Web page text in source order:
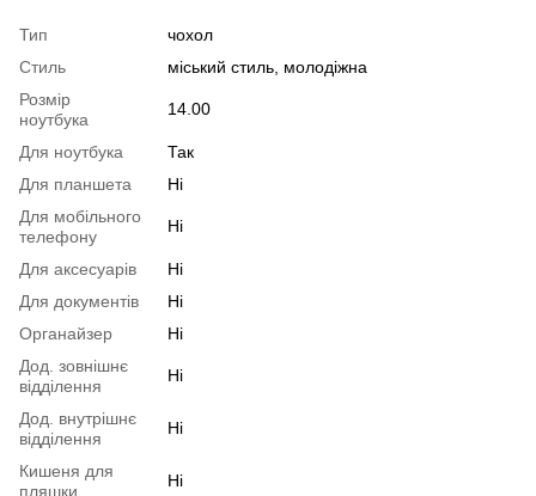
Тип
чохол
Стиль
міський стиль, молодіжна
Розмір
ноутбука
14.00
Для ноутбука
Так
Для планшета
Ні
Для мобільного
телефону
Ні
Для аксесуарів
Ні
Для документів
Ні
Органайзер
Ні
Дод. зовнішнє
відділення
Ні
Дод. внутрішнє
відділення
Ні
Кишеня для
пляшки
Ні